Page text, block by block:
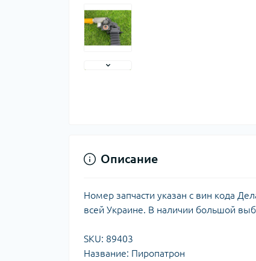
Описание
Номер запчасти указан с вин кода
всей Украине. В наличии большой
SKU: 89403
Название: Пиропатрон